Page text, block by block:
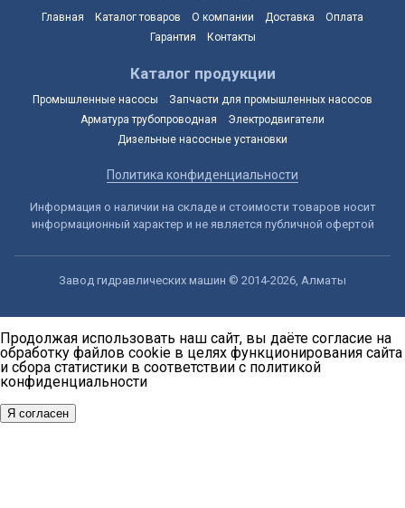
Главная Каталог товаров О компании Доставка
Оплата
Гарантия
Контакты
Каталог продукции
Промышленные насосы
Запчасти для промышленных насосов
Арматура трубопроводная
Электродвигатели
Дизельные насосные установки
Политика конфиденциальности
Информация о наличии на складе и стоимости товаров носит
информационный характер и не является публичной офертой
Завод гидравлических машин © 2014-2026, Алматы
Продолжая использовать наш сайт, вы даёте согласие на
обработку файлов cookie в целях функционирования сайта
и сбора статистики в соответствии с политикой
конфиденциальности
Я согласен